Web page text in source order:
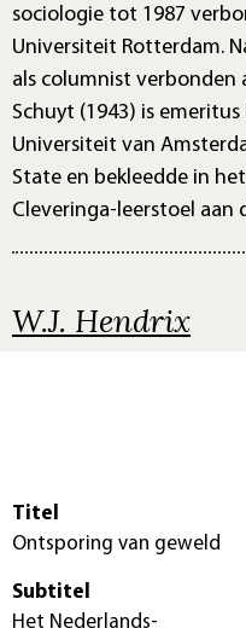
sociologie tot 1987
Universiteit Rotterdam.
als columnist verbonden
Schuyt (1943) is
Universiteit van
State en bekleedde in
Cleveringa-leerstoel aan
W.J. Hendrix
Titel
Ontsporing van geweld
Subtitel
Het Nederlands-